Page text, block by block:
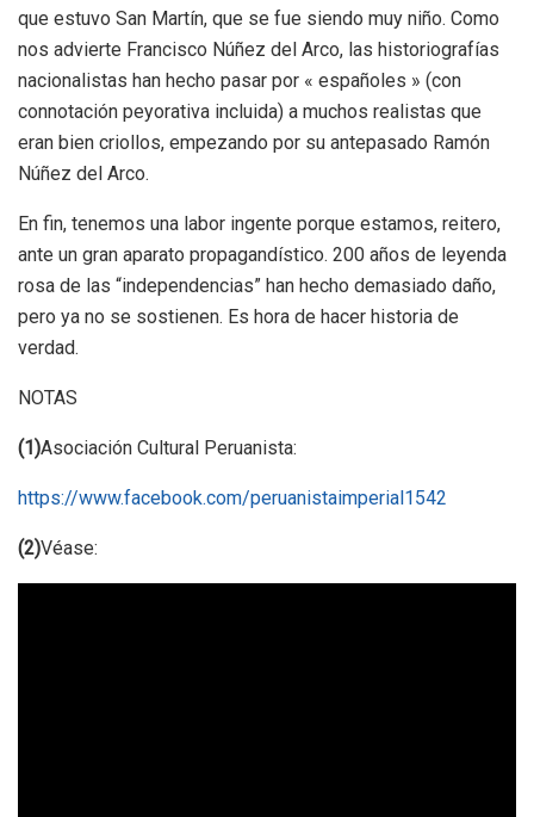
que estuvo San Martín, que se fue siendo muy niño. Como
nos advierte Francisco Núñez del Arco, las historiografías
nacionalistas han hecho pasar por « españoles » (con
connotación peyorativa incluida) a muchos realistas que
eran bien criollos, empezando por su antepasado Ramón
Núñez del Arco.
En fin, tenemos una labor ingente porque estamos, reitero,
ante un gran aparato propagandístico. 200 años de leyenda
rosa de las “independencias” han hecho demasiado daño,
pero ya no se sostienen. Es hora de hacer historia de
verdad.
NOTAS
(1)Asociación Cultural Peruanista:
https://www.facebook.com/peruanistaimperial1542
(2)Véase: